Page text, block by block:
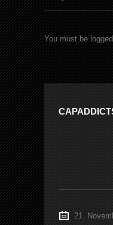
You must be
21.